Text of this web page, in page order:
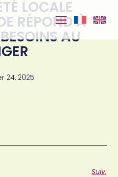
LOCALE
RÉPOND À
AU
24, 2025
Suiv.